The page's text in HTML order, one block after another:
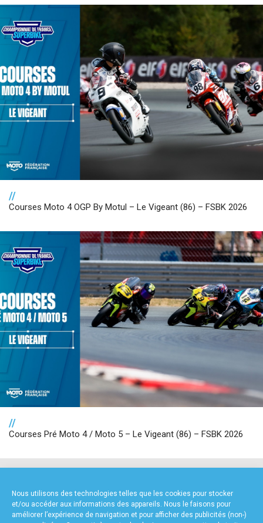
Nous utilisons des technologies telles que les cookies pour stocker
et/ou accéder aux informations des appareils. Nous le faisons pour
améliorer l’expérience de navigation et pour afficher des publicités (non-)
//
Courses Moto 4 OGP By Motul – Le Vigeant (86) – FSBK 2026
//
Courses Pré Moto 4 / Moto 5 – Le Vigeant (86) – FSBK 2026